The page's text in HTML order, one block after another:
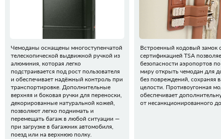
Чемоданы оснащены многоступенчатой
телескопической выдвижной ручкой из
алюминия, которая легко
подстраивается под рост пользователя
и обеспечивает надёжный контроль при
транспортировке. Дополнительные
верхняя и боковая ручки для переноски,
декорированные натуральной кожей,
позволяют легко поднимать и
перемещать багаж в любой ситуации —
при загрузке в багажник автомобиля,
поезд или на верхнюю полку.
Встроенный кодовый замок
сертификацией TSA
безопасности аэропортов
миру открыть чемодан для
без повреждений, сохраняя
целости. Противоугонная
обеспечивает
от несанкционированного